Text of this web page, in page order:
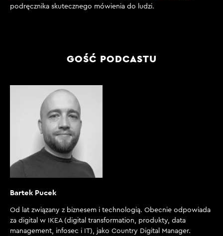
podręcznika skutecznego mówienia do ludzi.
GOŚĆ PODCASTU
Bartek Pucek
Od lat związany z biznesem i technologią. Obecnie odpowiada
za digital w IKEA (digital transformation, produkty, data
management, infosec i IT), jako Country Digital Manager.